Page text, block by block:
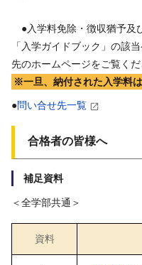
●入学料免除・徴収猶予及
「入学ガイドブック」の該
先のホームページをご覧く
※一旦、納付された入学料は
●問い合せ先一覧
合格者の皆様へ
補足資料
＜全学部共通＞
資料